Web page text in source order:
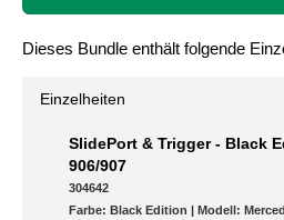
Dieses Bundle enthält folgende
Einzelheiten
SlidePort & Trigger - Black
906/907
304642
Farbe: Black Edition | Modell: